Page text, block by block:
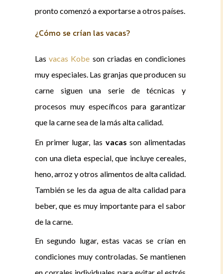
pronto comenzó a exportarse a otros países.
¿Cómo se crían las vacas?
Lasvacas Kobe son criadas en condiciones
muy especiales. Las granjas que producen su
carne siguen una serie de técnicas y
procesos muy específicos para garantizar
que la carne sea de la más alta calidad.
En primer lugar, las vacas son alimentadas
con una dieta especial, que incluye cereales,
heno, arroz y otros alimentos de alta calidad.
También se les da agua de alta calidad para
beber, que es muy importante para el sabor
de la carne.
En segundo lugar, estas vacas se crían en
condiciones muy controladas. Se mantienen